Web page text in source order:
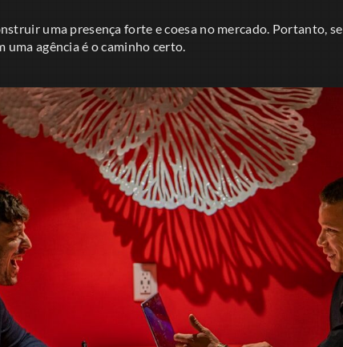
uma presença forte e coesa no mercado. Portanto,
uma agência é o caminho certo.